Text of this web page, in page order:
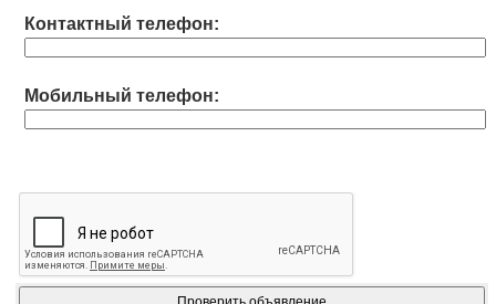
Контактный телефон:
Мобильный телефон: